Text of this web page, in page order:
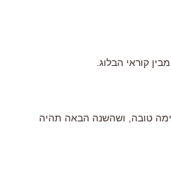
קוראי הבלוג.
טובה, ושהשנה הבאה תהיה